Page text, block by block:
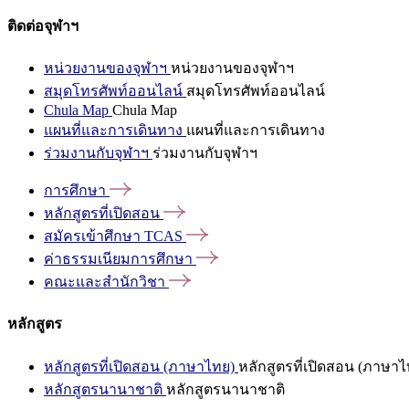
ติดต่อจุฬาฯ
หน่วยงานของจุฬาฯ หน่วยงานของจุฬาฯ
สมุดโทรศัพท์ออนไลน์ สมุดโทรศัพท์ออนไลน์
Chula Map Chula Map
แผนที่และการเดินทาง แผนที่และการเดินทาง
ร่วมงานกับจุฬาฯ ร่วมงานกับจุฬาฯ
การศึกษา
หลักสูตรที่เปิดสอน
สมัครเข้าศึกษา TCAS
ค่าธรรมเนียมการศึกษา
คณะและสำนักวิชา
หลักสูตร
หลักสูตรที่เปิดสอน (ภาษาไทย) หลักสูตรที่เปิดสอน (ภาษาไ
หลักสูตรนานาชาติ หลักสูตรนานาชาติ